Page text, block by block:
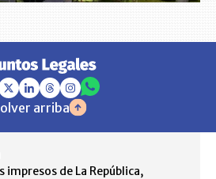
arriba
impresos de La República,